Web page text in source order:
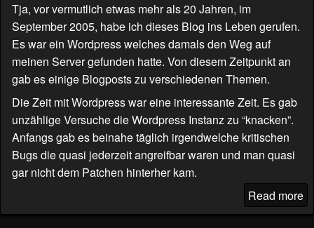
Tja, vor vermutlich etwas mehr als 20 Jahren, im
September 2005, habe ich dieses Blog ins Leben gerufen.
Es war ein Wordpress welches damals den Weg auf
meinen Server gefunden hatte. Von diesem Zeitpunkt an
gab es einige Blogposts zu verschiedenen Themen.
Die Zeit mit Wordpress war eine interessante Zeit. Es gab
unzählige Versuche die Wordpress Instanz zu “knacken”.
Anfangs gab es beinahe täglich irgendwelche kritischen
Bugs die quasi jederzeit angreifbar waren und man quasi
gar nicht dem Patchen hinterher kam.
Read more